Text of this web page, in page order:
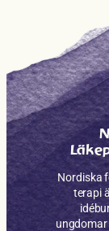
Nordiska
terapi